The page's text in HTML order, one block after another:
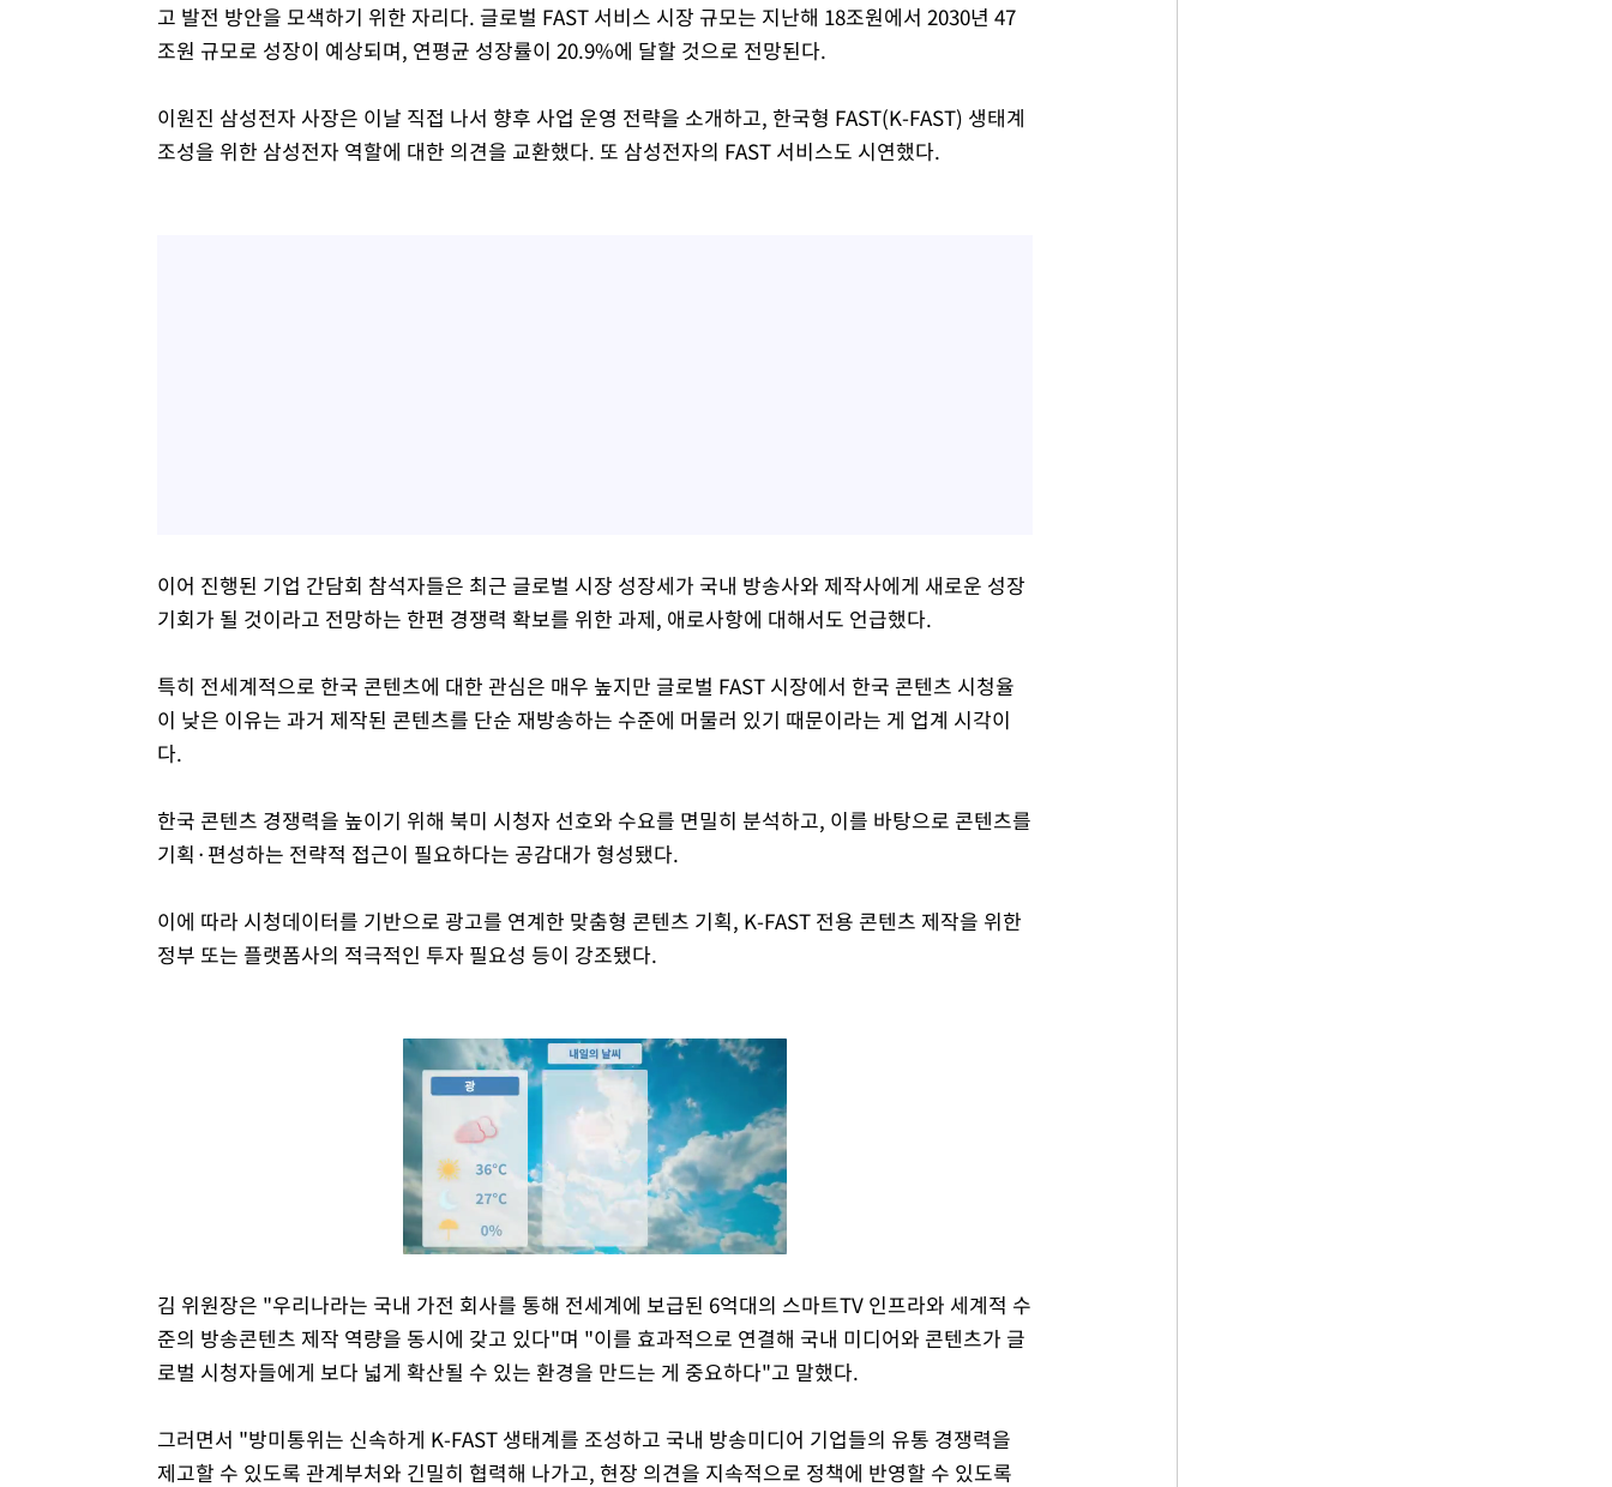
고 발전 방안을 모색하기 위한 자리다. 글로벌 FAST 서비스 시장 규모는 지난해 18조원에서 2030년 47
조원 규모로 성장이 예상되며, 연평균 성장률이 20.9%에 달할 것으로 전망된다.
이원진 삼성전자 사장은 이날 직접 나서 향후 사업 운영 전략을 소개하고, 한국형 FAST(K-FAST) 생태계
조성을 위한 삼성전자 역할에 대한 의견을 교환했다. 또 삼성전자의 FAST 서비스도 시연했다.
이어 진행된 기업 간담회 참석자들은 최근 글로벌 시장 성장세가 국내 방송사와 제작사에게 새로운 성장
기회가 될 것이라고 전망하는 한편 경쟁력 확보를 위한 과제, 애로사항에 대해서도 언급했다.
특히 전세계적으로 한국 콘텐츠에 대한 관심은 매우 높지만 글로벌 FAST 시장에서 한국 콘텐츠 시청율
이 낮은 이유는 과거 제작된 콘텐츠를 단순 재방송하는 수준에 머물러 있기 때문이라는 게 업계 시각이
다.
한국 콘텐츠 경쟁력을 높이기 위해 북미 시청자 선호와 수요를 면밀히 분석하고, 이를 바탕으로 콘텐츠를
기획·편성하는 전략적 접근이 필요하다는 공감대가 형성됐다.
이에 따라 시청데이터를 기반으로 광고를 연계한 맞춤형 콘텐츠 기획, K-FAST 전용 콘텐츠 제작을 위한
정부 또는 플랫폼사의 적극적인 투자 필요성 등이 강조됐다.
Mute
김 위원장은 "우리나라는 국내 가전 회사를 통해 전세계에 보급된 6억대의 스마트TV 인프라와 세계적 수
준의 방송콘텐츠 제작 역량을 동시에 갖고 있다"며 "이를 효과적으로 연결해 국내 미디어와 콘텐츠가 글
로벌 시청자들에게 보다 넓게 확산될 수 있는 환경을 만드는 게 중요하다"고 말했다.
그러면서 "방미통위는 신속하게 K-FAST 생태계를 조성하고 국내 방송미디어 기업들의 유통 경쟁력을
제고할 수 있도록 관계부처와 긴밀히 협력해 나가고, 현장 의견을 지속적으로 정책에 반영할 수 있도록